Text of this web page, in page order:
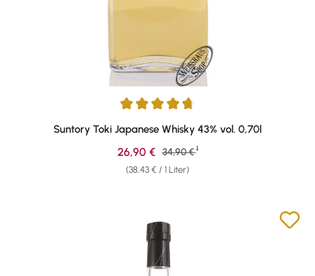
Durchschnittliche Bewertung von 4.64 von 5 Sternen
Suntory Toki Japanese Whisky 43% vol. 0,70l
(38,43 € / 1 Liter)
Verkaufspreis:
26,90 € Regulärer Preis:
34,90 € 1